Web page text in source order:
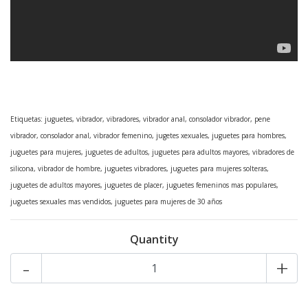
Etiquetas: juguetes, vibrador, vibradores, vibrador anal, consolador vibrador, pene
vibrador, consolador anal, vibrador femenino, jugetes xexuales, juguetes para hombres,
juguetes para mujeres, juguetes de adultos, juguetes para adultos mayores, vibradores de
silicona, vibrador de hombre, juguetes vibradores, juguetes para mujeres solteras,
juguetes de adultos mayores, juguetes de placer, juguetes femeninos mas populares,
juguetes sexuales mas vendidos, juguetes para mujeres de 30 años
Quantity
- +